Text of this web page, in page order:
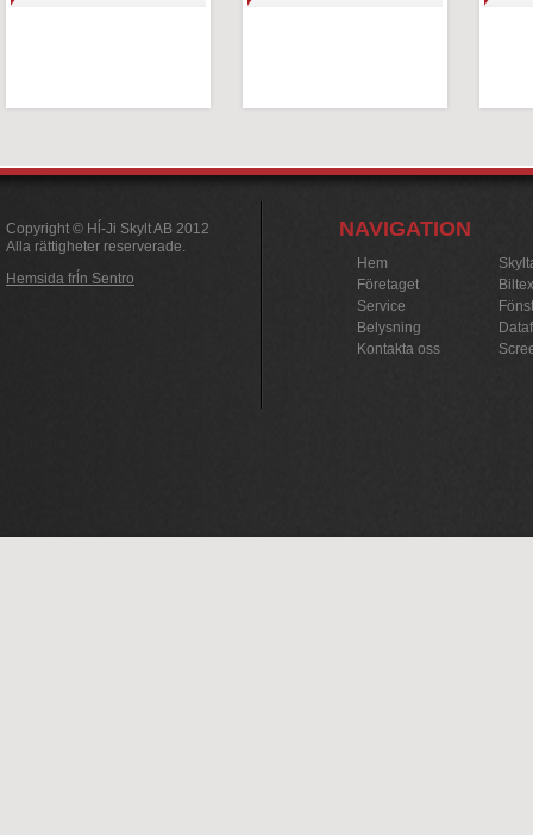
Copyright © Hĺ-Ji Skylt AB 2012
Alla rättigheter reserverade.
Hemsida frĺn Sentro
NAVIGATION
Hem
Företaget
Service
Belysning
Kontakta oss